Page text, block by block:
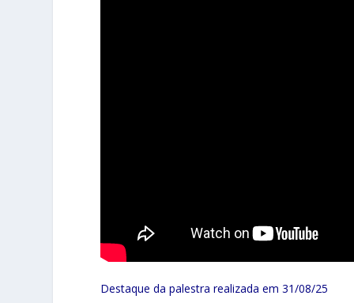
Destaque da palestra realizada em 31/08/25